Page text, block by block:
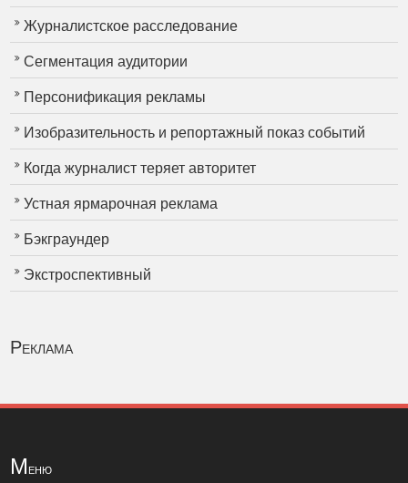
Журналистское расследование
Сегментация аудитории
Персонификация рекламы
Изобразительность и репортажный показ событий
Когда журналист теряет авторитет
Устная ярмарочная реклама
Бэкграундер
Экстроспективный
Реклама
Меню